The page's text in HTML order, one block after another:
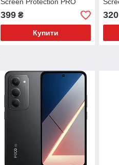
Screen Protection PRO
PLUS Clear
399₴
Купити
320